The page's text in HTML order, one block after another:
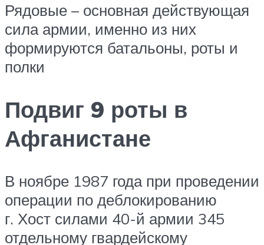
Рядовые – основная действующая
сила армии, именно из них
формируются батальоны, роты и
полки
Подвиг 9 роты в
Афганистане
В ноябре 1987 года при проведении
операции по деблокированию
г. Хост силами 40-й армии 345
отдельному гвардейскому